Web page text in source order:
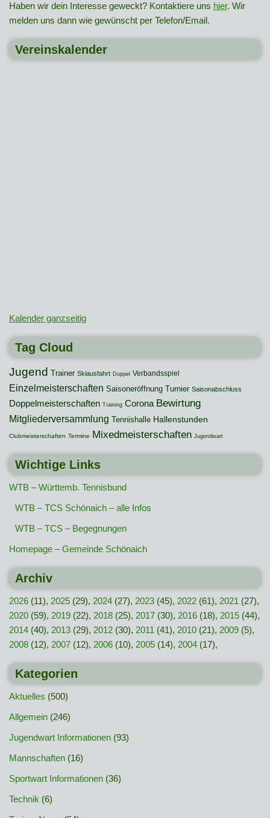
Haben wir dein Interesse geweckt? Kontaktiere uns hier. Wir
melden uns dann wie gewünscht per Telefon/Email.
Vereinskalender
Kalender ganzseitig
Tag Cloud
Jugend Trainer Skiausfahrt Doppel Verbandsspiel
Einzelmeisterschaften Saisoneröffnung Turnier Saisonabschluss
Doppelmeisterschaften Training Corona Bewirtung
Mitgliederversammlung Tennishalle Hallenstunden
Clubmeisterschaften Termine Mixedmeisterschaften Jugendwart
Wichtige Links
WTB – Württemb. Tennisbund
WTB – TCS Schönaich – alle Infos
WTB – TCS – Begegnungen
Homepage – Gemeinde Schönaich
Archiv
2026 (11), 2025 (29), 2024 (27), 2023 (45), 2022 (61), 2021 (27),
2020 (59), 2019 (22), 2018 (25), 2017 (30), 2016 (18), 2015 (44),
2014 (40), 2013 (29), 2012 (30), 2011 (41), 2010 (21), 2009 (5),
2008 (12), 2007 (12), 2006 (10), 2005 (14), 2004 (17),
Kategorien
Aktuelles (500)
Allgemein (246)
Jugendwart Informationen (93)
Mannschaften (16)
Sportwart Informationen (36)
Technik (6)